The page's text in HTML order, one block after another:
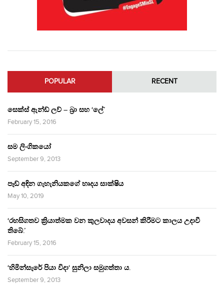
POPULAR RECENT
සෙක්ස් ඇන්ඩ් ලව් – බ්‍රා සහ ‘ලේ’
February 15, 2016
සම ලිංගිකයෝ
September 9, 2013
පෑඩ් අඳින ගැහැනියකගේ හෘදය සාක්ෂිය
May 10, 2019
‘රහසිගතව ක්‍රියාත්මක වන කුලවාදය අවසන් කිරීමට කාලය උදාවී
තිබේ.’
February 15, 2016
‘හිමින්සැරේ පියා විදා‘ සුනිලා සමුගත්තා ය.
September 9, 2013